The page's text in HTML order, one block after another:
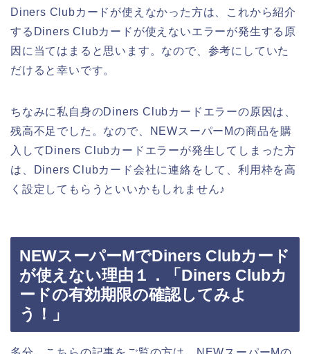
Diners Clubカードが使えなかった方は、これから紹介
するDiners Clubカードが使えないエラーが発生する原
因に当てはまると思います。なので、参考にしていた
だけると幸いです。
ちなみに私自身のDiners Clubカードエラーの原因は、
残高不足でした。なので、NEWスーパーMの商品を購
入してDiners Clubカードエラーが発生してしまった方
は、Diners Clubカード会社に連絡をして、利用枠を高
く設定してもらうといいかもしれません♪
NEWスーパーMでDiners Clubカード
が使えない理由１．「Diners Clubカ
ードの有効期限の確認してみよ
う！」